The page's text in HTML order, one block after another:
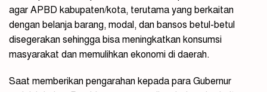
agar APBD kabupaten/kota, terutama yang berkaitan
dengan belanja barang, modal, dan bansos betul-betul
disegerakan sehingga bisa meningkatkan konsumsi
masyarakat dan memulihkan ekonomi di daerah.
Saat memberikan pengarahan kepada para Gubernur